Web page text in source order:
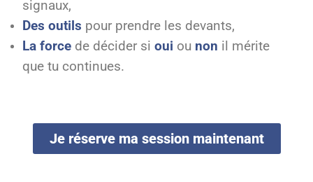
signaux,
Des outils pour prendre les devants,
La force de décider si oui ou non il mérite
que tu continues.
Je réserve ma session maintenant